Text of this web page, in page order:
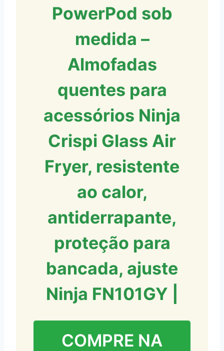
PowerPod sob
medida –
Almofadas
quentes para
acessórios Ninja
Crispi Glass Air
Fryer, resistente
ao calor,
antiderrapante,
proteção para
bancada, ajuste
Ninja FN101GY |
COMPRE NA